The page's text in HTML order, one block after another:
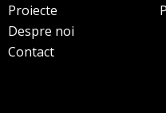
Proiecte
Despre noi
Contact